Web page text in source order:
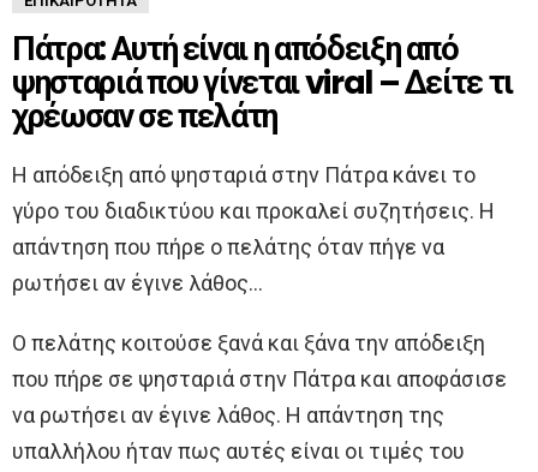
Πάτρα: Αυτή είναι η απόδειξη από
ψησταριά που γίνεται viral – Δείτε τι
χρέωσαν σε πελάτη
Η απόδειξη από ψησταριά στην Πάτρα κάνει το
γύρο του διαδικτύου και προκαλεί συζητήσεις. Η
απάντηση που πήρε ο πελάτης όταν πήγε να
ρωτήσει αν έγινε λάθος…
Ο πελάτης κοιτούσε ξανά και ξάνα την απόδειξη
που πήρε σε ψησταριά στην Πάτρα και αποφάσισε
να ρωτήσει αν έγινε λάθος. Η απάντηση της
υπαλλήλου ήταν πως αυτές είναι οι τιμές του